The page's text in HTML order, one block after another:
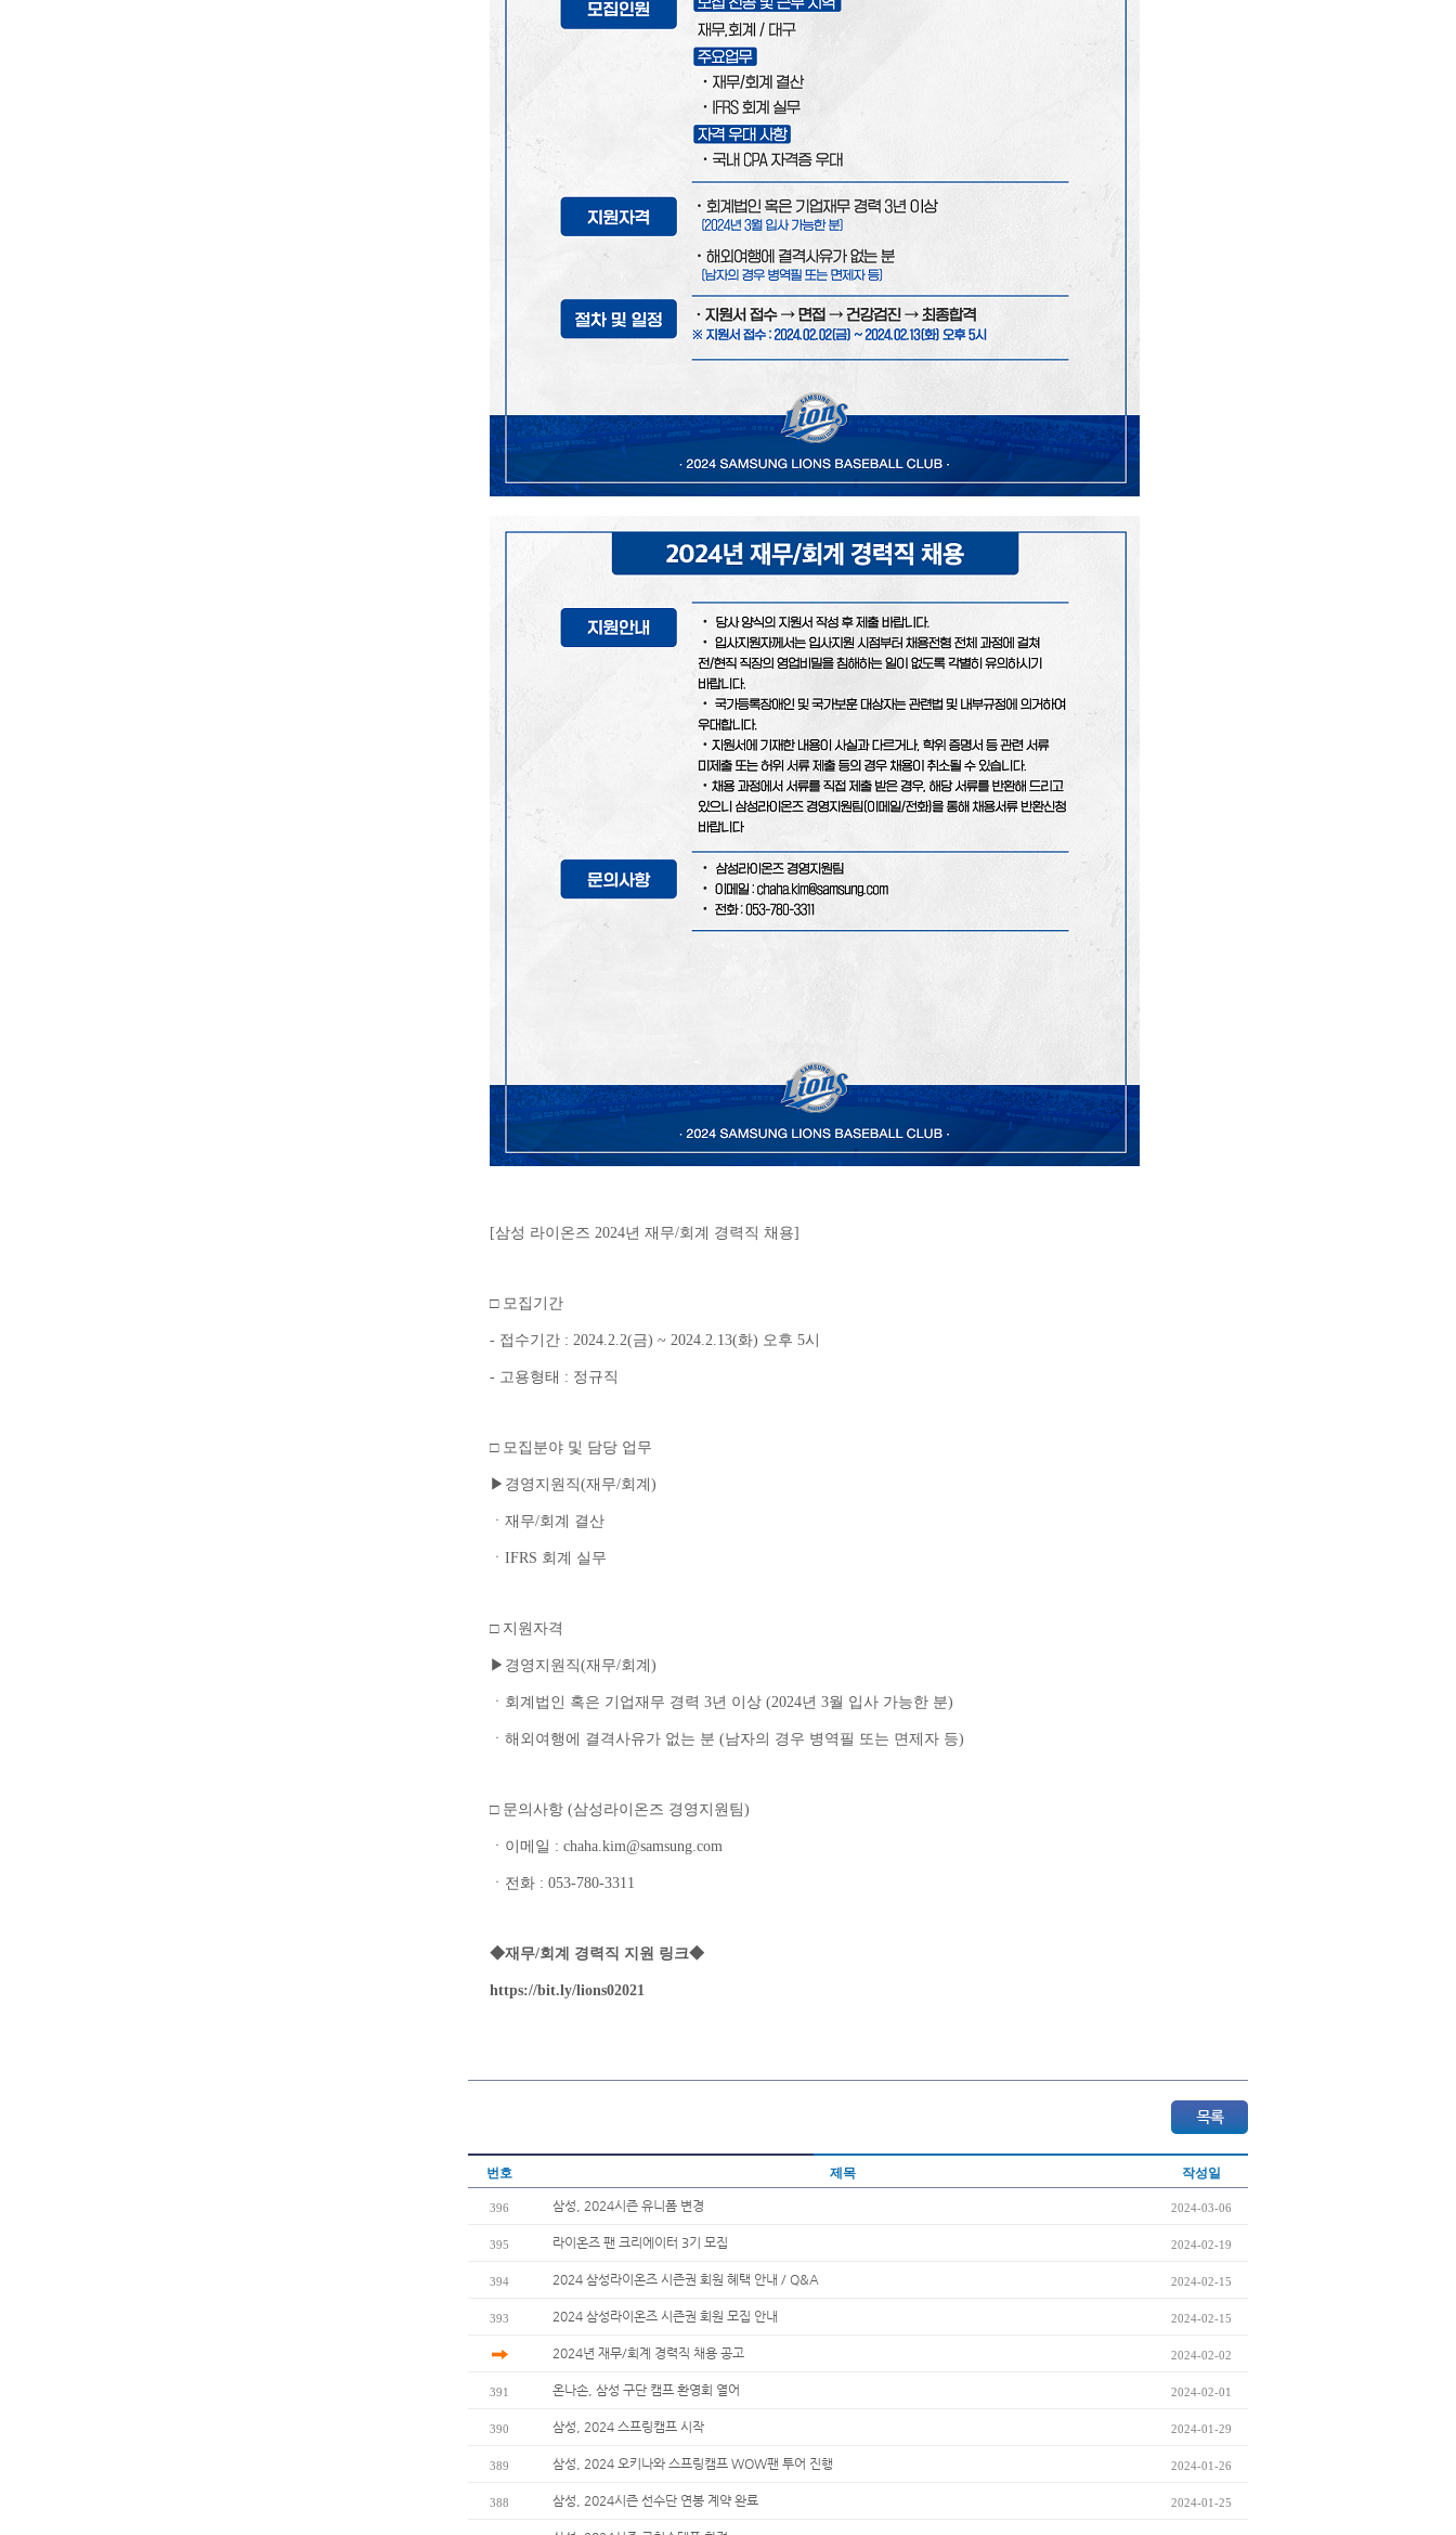
[삼성 라이온즈 2024년 재무/회계 경력직 채용]
□ 모집기간
- 접수기간 : 2024.2.2(금) ~ 2024.2.13(화) 오후 5시
- 고용형태 : 정규직
□ 모집분야 및 담당 업무
▶경영지원직(재무/회계)
ㆍ재무/회계 결산
ㆍIFRS 회계 실무
□ 지원자격
▶경영지원직(재무/회계)
ㆍ회계법인 혹은 기업재무 경력 3년 이상 (2024년 3월 입사 가능한 분)
ㆍ해외여행에 결격사유가 없는 분 (남자의 경우 병역필 또는 면제자 등)
□ 문의사항 (삼성라이온즈 경영지원팀)
ㆍ이메일 : chaha.kim@samsung.com
ㆍ전화 : 053-780-3311
◆재무/회계 경력직 지원 링크◆
https://bit.ly/lions02021
번호 제목 작성일
396 삼성, 2024시즌 유니폼 변경 2024-03-06
395 라이온즈 팬 크리에이터 3기 모집 2024-02-19
394 2024 삼성라이온즈 시즌권 회원 혜택 안내 / Q&A 2024-02-15
393 2024 삼성라이온즈 시즌권 회원 모집 안내 2024-02-15
2024년 재무/회계 경력직 채용 공고 2024-02-02
391 온나손, 삼성 구단 캠프 환영회 열어 2024-02-01
390 삼성, 2024 스프링캠프 시작 2024-01-29
389 삼성, 2024 오키나와 스프링캠프 WOW팬 투어 진행 2024-01-26
388 삼성, 2024시즌 선수단 연봉 계약 완료 2024-01-25